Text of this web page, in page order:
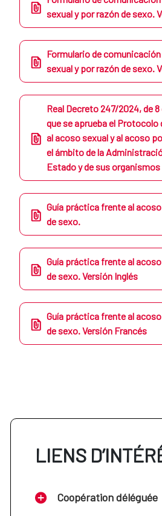
sexual y por razón de sexo.
Formulario de
sexual y por razón de sexo.
Real Decreto 247/2024, de
que se aprueba el
al acoso sexual y al acoso
el ámbito de la
Estado y de sus
Guía práctica frente al
de sexo.
Guía práctica frente al
de sexo. Versión Inglés
Guía práctica frente al
de sexo. Versión Francés
LIENS
Coopération déléguée